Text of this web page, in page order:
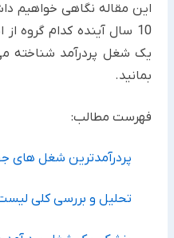
10 سال آینده کدام
یک شغل پردرآمد شناخته
بمانید.
فهرست مطالب:
پردرآمدترین شغل های
تحلیل و بررسی کلی